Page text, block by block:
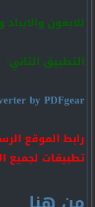
للايفون
التطبيق الثاني:
by PDFgear
رابط الموقع
تطبيقات لجميع